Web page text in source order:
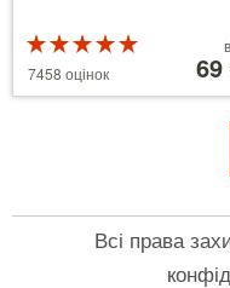
5 з 5
7458 оцінок 69
Всі права